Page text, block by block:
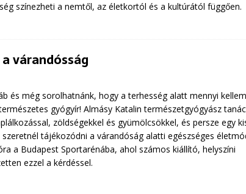
színezheti a nemtől, az életkortól és a kultúrától függően.
várandósság
és még sorolhatnánk, hogy a terhesség alatt mennyi
gyógyír! Almásy Katalin természetgyógyász
zöldségekkel és gyümölcsökkel, és persze egy
tájékozódni a várandóság alatti egészséges
a Budapest Sportarénába, ahol számos kiállító, helyszíni
ezzel a kérdéssel.